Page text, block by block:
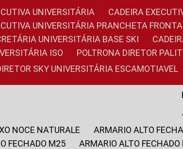
UNIVERSITÁRIA
CADEIRA
UNIVERSITÁRIA PRANCHETA
UNIVERSITÁRIA BASE SKI
ISO
POLTRONA DIRETOR
SKY UNIVERSITÁRIA ESCAMOTIAVEL
NOCE NATURALE
ARMARIO ALTO
FECHADO M25
ARMARIO ALTO